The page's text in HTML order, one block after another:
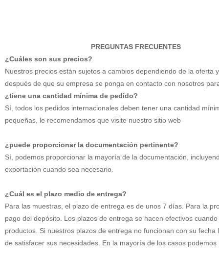
PREGUNTAS FRECUENTES
¿Cuáles son sus precios?
Nuestros precios están sujetos a cambios dependiendo de la
después de que su empresa se ponga en contacto con nosotros
¿tiene una cantidad mínima de pedido?
Sí, todos los pedidos internacionales deben tener una cantidad
pequeñas, le recomendamos que visite nuestro sitio web
¿puede proporcionar la documentación pertinente?
Sí, podemos proporcionar la mayoría de la documentación,
exportación cuando sea necesario.
¿Cuál es el plazo medio de entrega?
Para las muestras, el plazo de entrega es de unos 7 días. Para la
pago del depósito. Los plazos de entrega se hacen efectivos
productos. Si nuestros plazos de entrega no funcionan con su
de satisfacer sus necesidades. En la mayoría de los casos podemos